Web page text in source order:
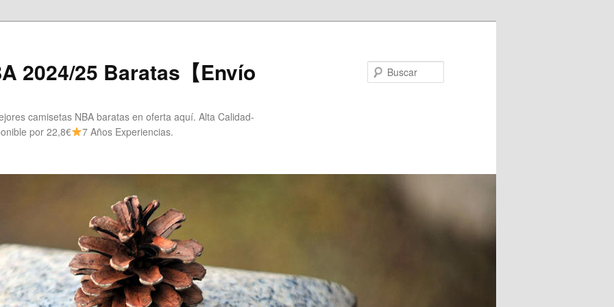
2024/25 Baratas【Envío
camisetas NBA baratas en oferta aquí. Alta Calidad-
por 22,8€
7 Años Experiencias.